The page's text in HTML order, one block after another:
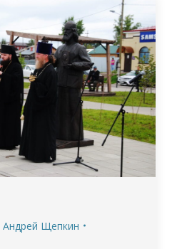
Андрей Щепкин